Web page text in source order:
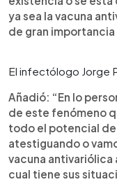
ya sea la vacuna
de gran importancia
El infectólogo Jorge
Añadió: “En lo
de este fenómeno
todo el potencial
atestiguando o
vacuna antivariólica
cual tiene sus